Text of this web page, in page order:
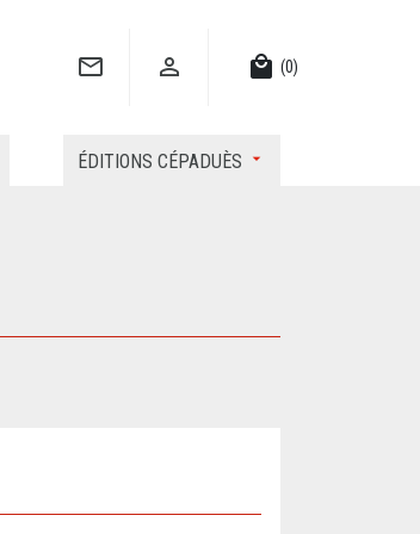
  local_mall (0)
ÉDITIONS CÉPADUÈS